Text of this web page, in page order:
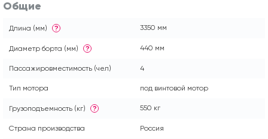
Общие
Длина (мм) ? 3350 мм
Диаметр борта (мм) ? 440 мм
Пассажировместимость (чел) 4
Тип мотора под винтовой мотор
Грузоподъемность (кг) ? 550 кг
Страна производства Россия